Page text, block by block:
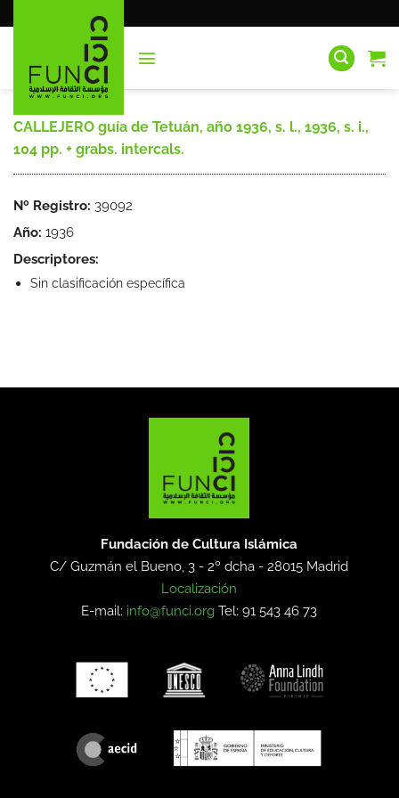
al
CALLEJERO guía de Tetuán, año 1936, s. l., 1936, s. i.,
104 pp. + grabs. intercals.
Nº Registro: 39092
Año: 1936
Descriptores:
Sin clasificación específica
Fundación de Cultura Islámica
C/ Guzmán el Bueno, 3 - 2º dcha -28015 Madrid
Localización
E-mail: info@funci.org Tel: 91 543 46 73